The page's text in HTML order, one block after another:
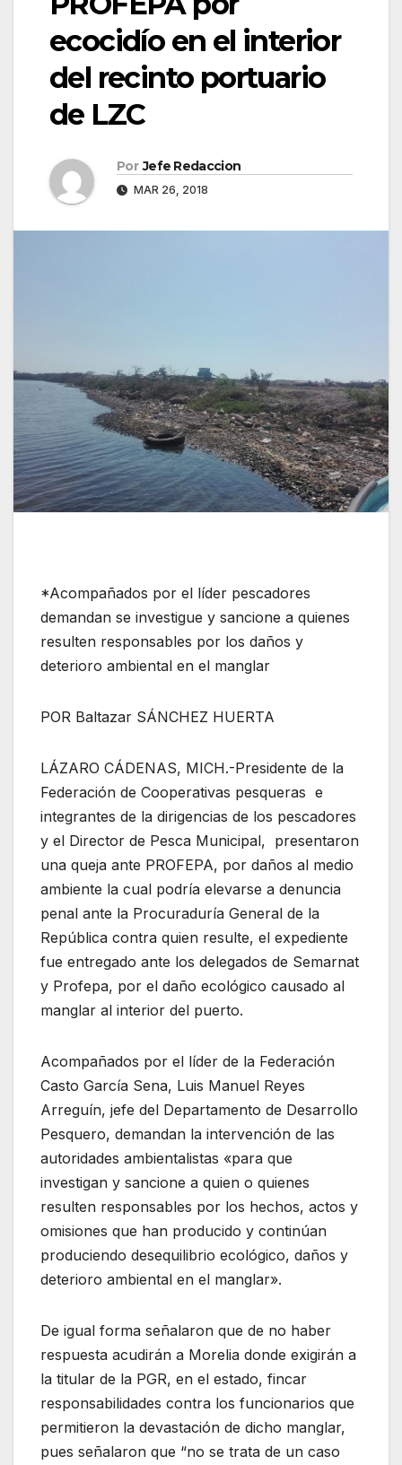
ecocidío en el interior
del recinto portuario
de LZC
Por Jefe Redaccion
MAR 26, 2018
*Acompañados por el líder pescadores
demandan se investigue y sancione a quienes
resulten responsables por los daños y
deterioro ambiental en el manglar
POR Baltazar SÁNCHEZ HUERTA
LÁZARO CÁDENAS, MICH.-Presidente de la
Federación de Cooperativas pesqueras e
integrantes de la dirigencias de los pescadores
y el Director de Pesca Municipal, presentaron
una queja ante PROFEPA, por daños al medio
ambiente la cual podría elevarse a denuncia
penal ante la Procuraduría General de la
República contra quien resulte, el expediente
fue entregado ante los delegados de Semarnat
y Profepa, por el daño ecológico causado al
manglar al interior del puerto.
Acompañados por el líder de la Federación
Casto García Sena, Luis Manuel Reyes
Arreguín, jefe del Departamento de Desarrollo
Pesquero, demandan la intervención de las
autoridades ambientalistas «para que
investigan y sancione a quien o quienes
resulten responsables por los hechos, actos y
omisiones que han producido y continúan
produciendo desequilibrio ecológico, daños y
deterioro ambiental en el manglar».
De igual forma señalaron que de no haber
respuesta acudirán a Morelia donde exigirán a
la titular de la PGR, en el estado, fincar
responsabilidades contra los funcionarios que
permitieron la devastación de dicho manglar,
pues señalaron que “no se trata de un caso